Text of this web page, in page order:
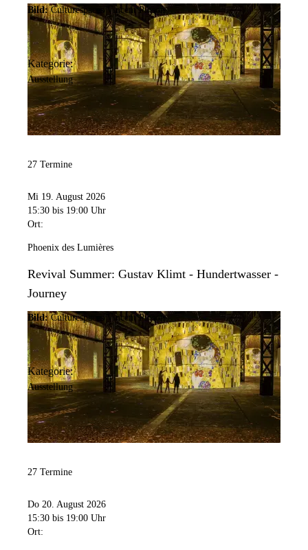
Bild: Culturespaces/Vincent Pinson
Kategorie:
Ausstellung
27 Termine
Mi 19. August 2026
15:30 bis 19:00 Uhr
Ort:
Phoenix des Lumières
Revival Summer: Gustav Klimt - Hundertwasser -
Journey
Bild: Culturespaces/Vincent Pinson
Kategorie:
Ausstellung
27 Termine
Do 20. August 2026
15:30 bis 19:00 Uhr
Ort: